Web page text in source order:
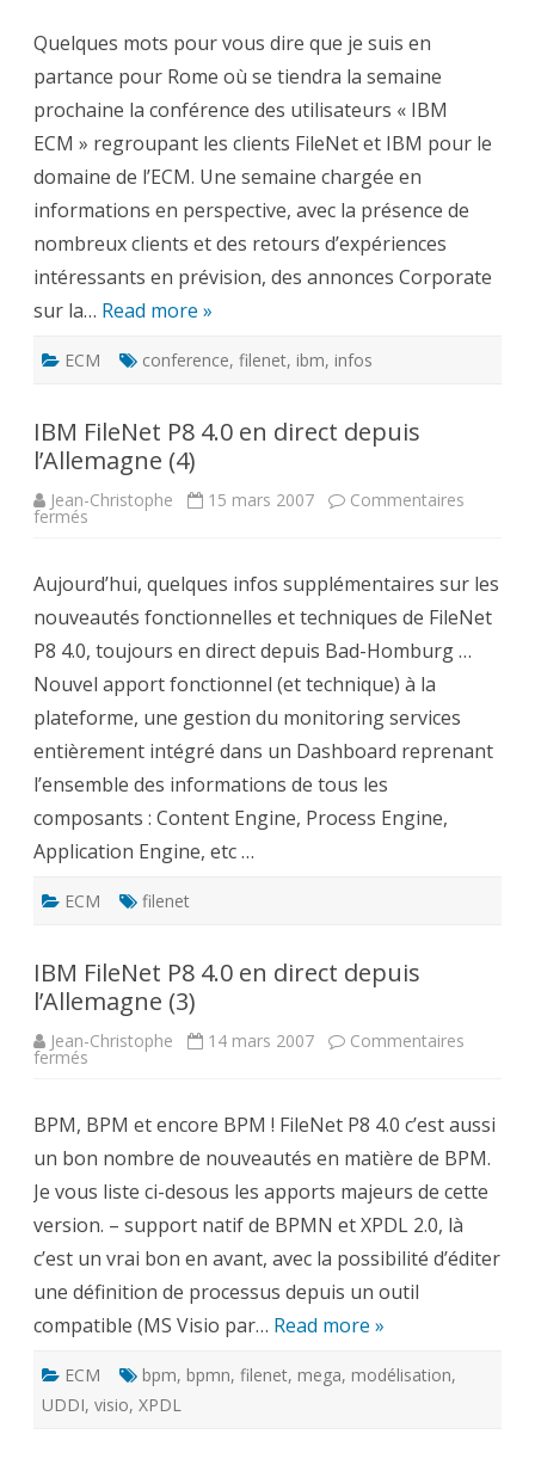
Rome
…
Quelques mots pour vous dire que je suis en
partance pour Rome où se tiendra la semaine
prochaine la conférence des utilisateurs « IBM
ECM » regroupant les clients FileNet et IBM pour le
domaine de l’ECM. Une semaine chargée en
informations en perspective, avec la présence de
nombreux clients et des retours d’expériences
intéressants en prévision, des annonces Corporate
sur la… Read more »
ECM conference, filenet, ibm, infos
IBM FileNet P8 4.0 en direct depuis
l’Allemagne (4)
Jean-Christophe 15 mars 2007 Commentaires
fermés
4.0
en
direct
depuis
l’Allemagne
(4)
Aujourd’hui, quelques infos supplémentaires sur les
nouveautés fonctionnelles et techniques de FileNet
P8 4.0, toujours en direct depuis Bad-Homburg …
Nouvel apport fonctionnel (et technique) à la
plateforme, une gestion du monitoring services
entièrement intégré dans un Dashboard reprenant
l’ensemble des informations de tous les
composants : Content Engine, Process Engine,
Application Engine, etc …
ECM filenet
IBM FileNet P8 4.0 en direct depuis
l’Allemagne (3)
Jean-Christophe 14 mars 2007 Commentaires
fermés
4.0
en
direct
depuis
l’Allemagne
(3)
BPM, BPM et encore BPM ! FileNet P8 4.0 c’est aussi
un bon nombre de nouveautés en matière de BPM.
Je vous liste ci-desous les apports majeurs de cette
version. – support natif de BPMN et XPDL 2.0, là
c’est un vrai bon en avant, avec la possibilité d’éditer
une définition de processus depuis un outil
compatible (MS Visio par… Read more »
ECM bpm, bpmn, filenet, mega, modélisation,
UDDI, visio, XPDL